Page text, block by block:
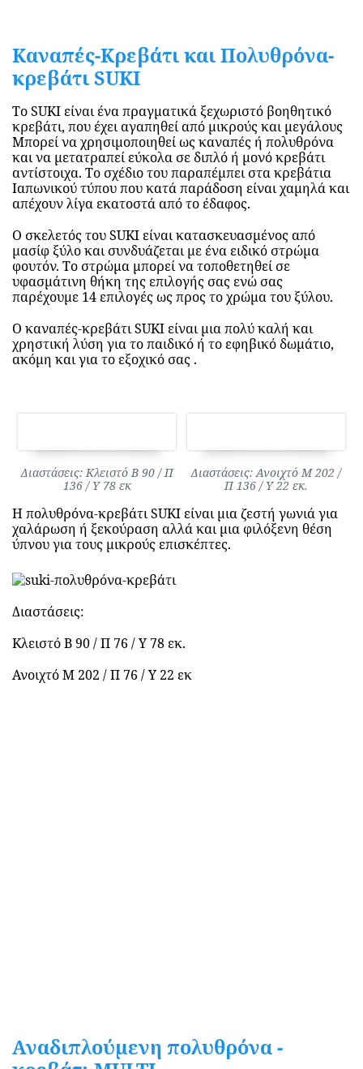
ΝΗΡΙΤΟΣ
Καναπές-Κρεβάτι και Πολυθρόνα-
κρεβάτι SUKI
Το SUKI είναι ένα πραγματικά ξεχωριστό βοηθητικό
κρεβάτι, που έχει αγαπηθεί από μικρούς και μεγάλους
Μπορεί να χρησιμοποιηθεί ως καναπές ή πολυθρόνα
και να μετατραπεί εύκολα σε διπλό ή μονό κρεβάτι
αντίστοιχα. Το σχέδιο του παραπέμπει στα κρεβάτια
Ιαπωνικού τύπου που κατά παράδοση είναι χαμηλά και
απέχουν λίγα εκατοστά από το έδαφος.
Ο σκελετός του SUKI είναι κατασκευασμένος από
μασίφ ξύλο και συνδυάζεται με ένα ειδικό στρώμα
φουτόν. Το στρώμα μπορεί να τοποθετηθεί σε
υφασμάτινη θήκη της επιλογής σας ενώ σας
παρέχουμε 14 επιλογές ως προς το χρώμα του ξύλου.
Ο καναπές-κρεβάτι SUKI είναι μια πολύ καλή και
χρηστική λύση για το παιδικό ή το εφηβικό δωμάτιο,
ακόμη και για το εξοχικό σας .
Διαστάσεις: Κλειστό Β 90 / Π
136 / Υ 78 εκ
Διαστάσεις: Ανοιχτό Μ 202 /
Π 136 / Υ 22 εκ.
Η πολυθρόνα-κρεβάτι SUKI είναι μια ζεστή γωνιά για
χαλάρωση ή ξεκούραση αλλά και μια φιλόξενη θέση
ύπνου για τους μικρούς επισκέπτες.
Διαστάσεις:
Κλειστό Β 90 / Π 76 / Υ 78 εκ.
Ανοιχτό Μ 202 / Π 76 / Υ 22 εκ
Αναδιπλούμενη πολυθρόνα -